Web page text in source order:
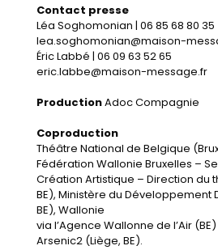
Contact presse
Léa Soghomonian | 06 85 68 80 35
lea.soghomonian@maison-
Éric Labbé | 06 09 63 52 65
eric.labbe@maison-message.fr
ProductionAdoc Compagnie
Coproduction
Théâtre National de Belgique
Fédération Wallonie Bruxelles –
Création Artistique – Direction du
BE), Ministère du Développement
BE), Wallonie
via l’Agence Wallonne de l’Air
Arsenic2 (Liège, BE).